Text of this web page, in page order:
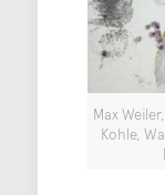
Max
Kohle,